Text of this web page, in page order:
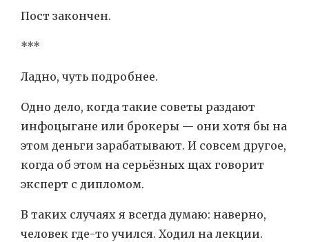
Пост закончен.
***
Ладно, чуть подробнее.
Одно дело, когда такие советы раздают
инфоцыгане или брокеры — они хотя бы на
этом деньги зарабатывают. И совсем другое,
когда об этом на серьёзных щах говорит
эксперт с дипломом.
В таких случаях я всегда думаю: наверно,
человек где-то учился. Ходил на лекции.